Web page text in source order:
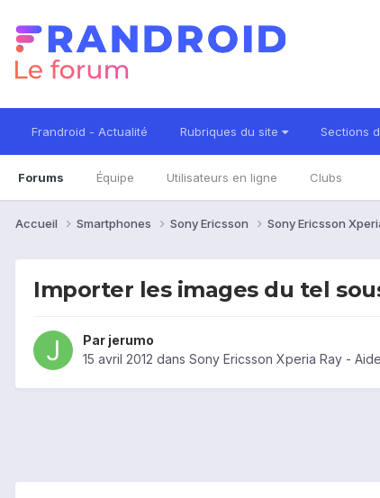
Frandroid - Actualité Rubriques du site Sections
Forums Équipe Utilisateurs en ligne Clubs
Accueil Smartphones Sony Ericsson Sony Ericsson
Importer les images du tel
Par jerumo
15 avril 2012 dans Sony Ericsson Xperia Ray -